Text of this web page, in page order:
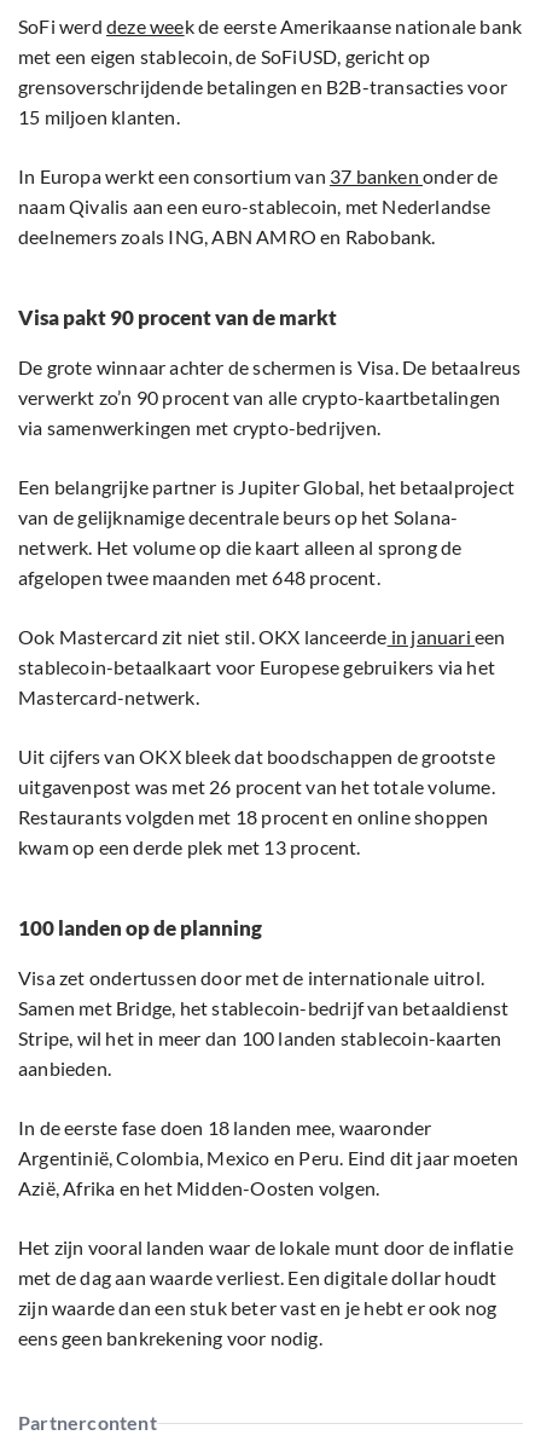
SoFi werd deze week de eerste Amerikaanse nationale bank
met een eigen stablecoin, de SoFiUSD, gericht op
grensoverschrijdende betalingen en B2B-transacties voor
15 miljoen klanten.
In Europa werkt een consortium van 37 banken onder de
naam Qivalis aan een euro-stablecoin, met Nederlandse
deelnemers zoals ING, ABN AMRO en Rabobank.
Visa pakt 90 procent van de markt
De grote winnaar achter de schermen is Visa. De betaalreus
verwerkt zo’n 90 procent van alle crypto-kaartbetalingen
via samenwerkingen met crypto-bedrijven.
Een belangrijke partner is Jupiter Global, het betaalproject
van de gelijknamige decentrale beurs op het Solana-
netwerk. Het volume op die kaart alleen al sprong de
afgelopen twee maanden met 648 procent.
Ook Mastercard zit niet stil. OKX lanceerde in januarieen
stablecoin-betaalkaart voor Europese gebruikers via het
Mastercard-netwerk.
Uit cijfers van OKX bleek dat boodschappen de grootste
uitgavenpost was met 26 procent van het totale volume.
Restaurants volgden met 18 procent en online shoppen
kwam op een derde plek met 13 procent.
100 landen op de planning
Visa zet ondertussen door met de internationale uitrol.
Samen met Bridge, het stablecoin-bedrijf van betaaldienst
Stripe, wil het in meer dan 100 landen stablecoin-kaarten
aanbieden.
In de eerste fase doen 18 landen mee, waaronder
Argentinië, Colombia, Mexico en Peru. Eind dit jaar moeten
Azië, Afrika en het Midden-Oosten volgen.
Het zijn vooral landen waar de lokale munt door de inflatie
met de dag aan waarde verliest. Een digitale dollar houdt
zijn waarde dan een stuk beter vast en je hebt er ook nog
eens geen bankrekening voor nodig.
Partnercontent